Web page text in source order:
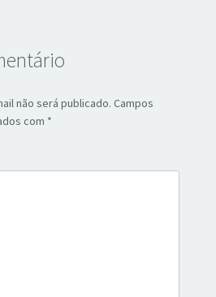
não será publicado. Campos
com *